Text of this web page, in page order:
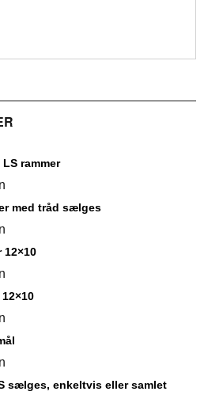
rammer
med tråd sælges
12×10
sælges, enkeltvis eller samlet